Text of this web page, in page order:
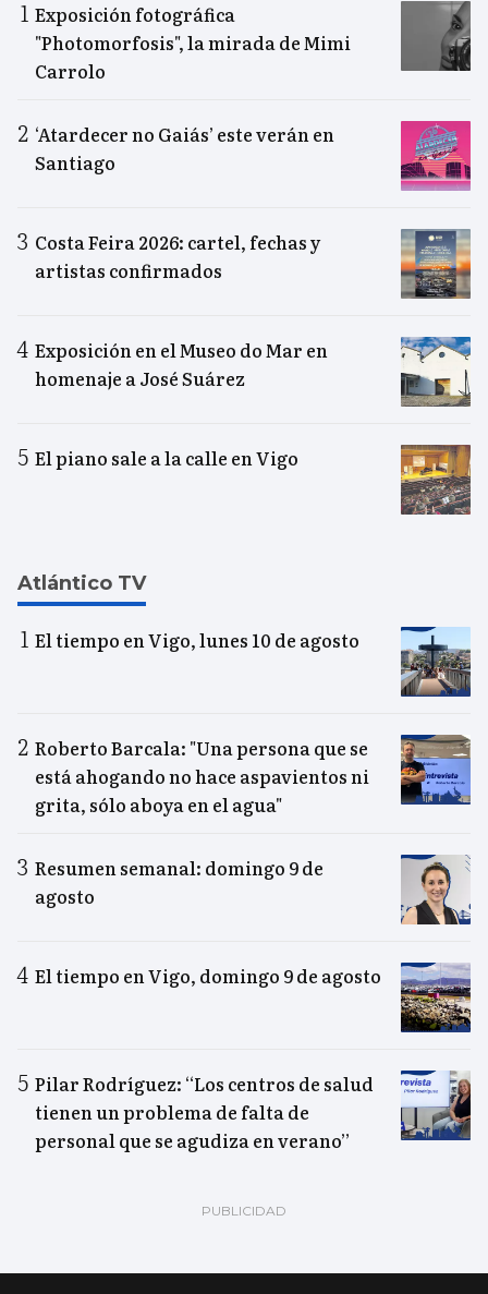
Exposición fotográfica
"Photomorfosis", la mirada de Mimi
Carrolo
‘Atardecer no Gaiás’ este verán en
Santiago
Costa Feira 2026: cartel, fechas y
artistas confirmados
Exposición en el Museo do Mar en
homenaje a José Suárez
El piano sale a la calle en Vigo
Atlántico TV
El tiempo en Vigo, lunes 10 de agosto
Roberto Barcala: "Una persona que se
está ahogando no hace aspavientos ni
grita, sólo aboya en el agua"
Resumen semanal: domingo 9 de
agosto
El tiempo en Vigo, domingo 9 de agosto
Pilar Rodríguez: “Los centros de salud
tienen un problema de falta de
personal que se agudiza en verano”